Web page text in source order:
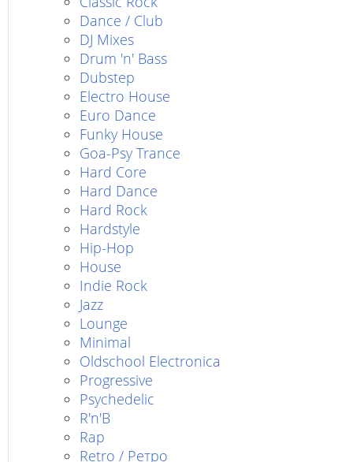
Dance / Club
DJ Mixes
Drum 'n' Bass
Dubstep
Electro House
Euro Dance
Funky House
Goa-Psy Trance
Hard Core
Hard Dance
Hard Rock
Hardstyle
Hip-Hop
House
Indie Rock
Jazz
Lounge
Minimal
Oldschool Electronica
Progressive
Psychedelic
R'n'B
Rap
Retro / Ретро